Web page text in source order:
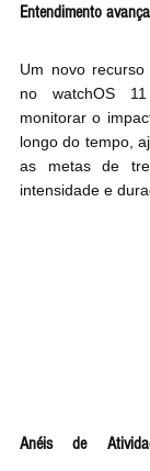
Entendimento
Um novo
no watchOS
monitorar o
longo do tempo,
as metas de
intensidade e
Anéis de